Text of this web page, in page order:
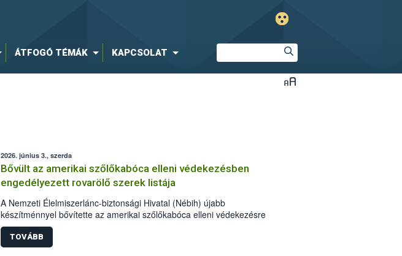
ÁTFOGÓ TÉMÁK KAPCSOLAT
2026. június 3., szerda
Bővült az amerikai szőlőkabóca elleni védekezésben
engedélyezett rovarölő szerek listája
A Nemzeti Élelmiszerlánc-biztonsági Hivatal (Nébih) újabb
készítménnyel bővítette az amerikai szőlőkabóca elleni védekezésre
engedélyezett rovarölő szerek körét: immár 55 készítménnyel lehet
védekezni a szőlő aranyszínű sárgasága betegséget terjesztő károsító
ellen. A frissen engedélyt kapott szer, gazdaságokban és házikertekben
TOVÁBB